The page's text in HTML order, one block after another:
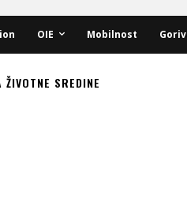
OIE Mobilnost
ŽIVOTNE SREDINE